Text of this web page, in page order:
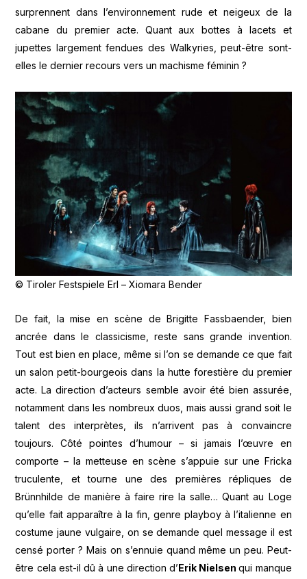
surprennent dans l’environnement rude et neigeux de la
cabane du premier acte. Quant aux bottes à lacets et
jupettes largement fendues des Walkyries, peut-être sont-
elles le dernier recours vers un machisme féminin ?
© Tiroler Festspiele Erl – Xiomara Bender
De fait, la mise en scène de Brigitte Fassbaender, bien
ancrée dans le classicisme, reste sans grande invention.
Tout est bien en place, même si l’on se demande ce que fait
un salon petit-bourgeois dans la hutte forestière du premier
acte. La direction d’acteurs semble avoir été bien assurée,
notamment dans les nombreux duos, mais aussi grand soit le
talent des interprètes, ils n’arrivent pas à convaincre
toujours. Côté pointes d’humour – si jamais l’œuvre en
comporte – la metteuse en scène s’appuie sur une Fricka
truculente, et tourne une des premières répliques de
Brünnhilde de manière à faire rire la salle… Quant au Loge
qu’elle fait apparaître à la fin, genre playboy à l’italienne en
costume jaune vulgaire, on se demande quel message il est
censé porter ? Mais on s’ennuie quand même un peu. Peut-
être cela est-il dû à une direction d’Erik Nielsenqui manque